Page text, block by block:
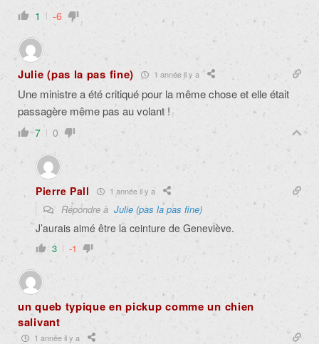
1 -6
Julie (pas la pas fine) 1 année il y a
Une ministre a été critiqué pour la même chose et elle était
passagère même pas au volant !
7 0
Pierre Pall 1 année il y a
Répondre à Julie (pas la pas fine)
J’aurais aimé être la ceinture de Geneviève.
3 -1
un queb typique en pickup comme un chien
salivant
1 année il y a